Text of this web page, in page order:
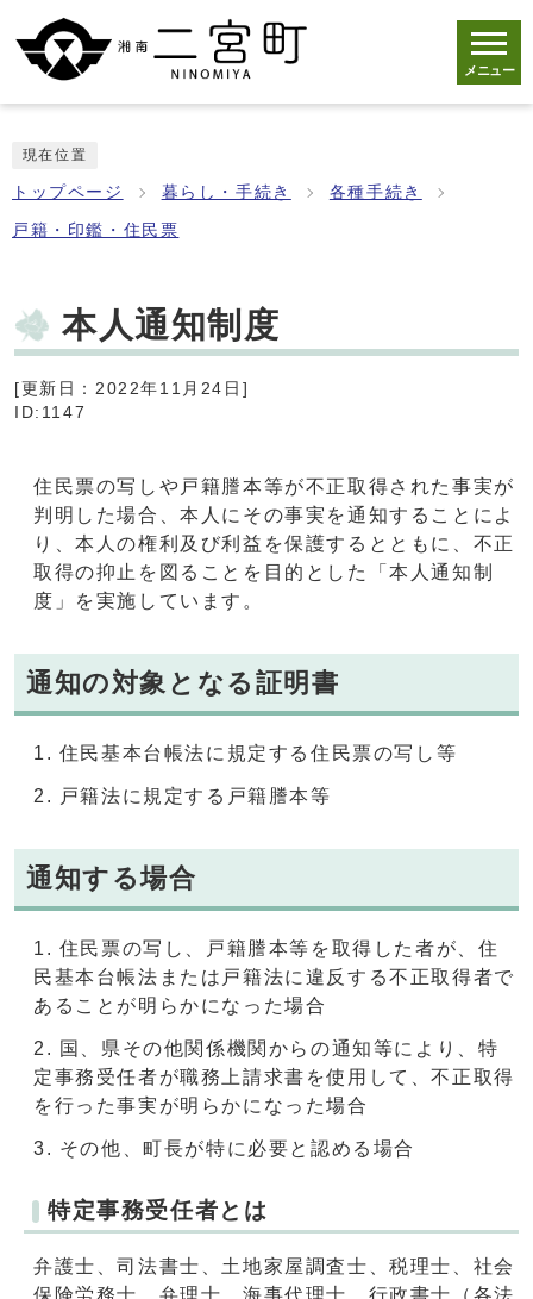
メニュー
現在位置
トップページ 暮らし・手続き 各種手続き
戸籍・印鑑・住民票
本人通知制度
[更新日：2022年11月24日]
ID:1147
住民票の写しや戸籍謄本等が不正取得された事実が
判明した場合、本人にその事実を通知することによ
り、本人の権利及び利益を保護するとともに、不正
取得の抑止を図ることを目的とした「本人通知制
度」を実施しています。
通知の対象となる証明書
住民基本台帳法に規定する住民票の写し等
戸籍法に規定する戸籍謄本等
通知する場合
住民票の写し、戸籍謄本等を取得した者が、住
民基本台帳法または戸籍法に違反する不正取得者で
あることが明らかになった場合
国、県その他関係機関からの通知等により、特
定事務受任者が職務上請求書を使用して、不正取得
を行った事実が明らかになった場合
その他、町長が特に必要と認める場合
特定事務受任者とは
弁護士、司法書士、土地家屋調査士、税理士、社会